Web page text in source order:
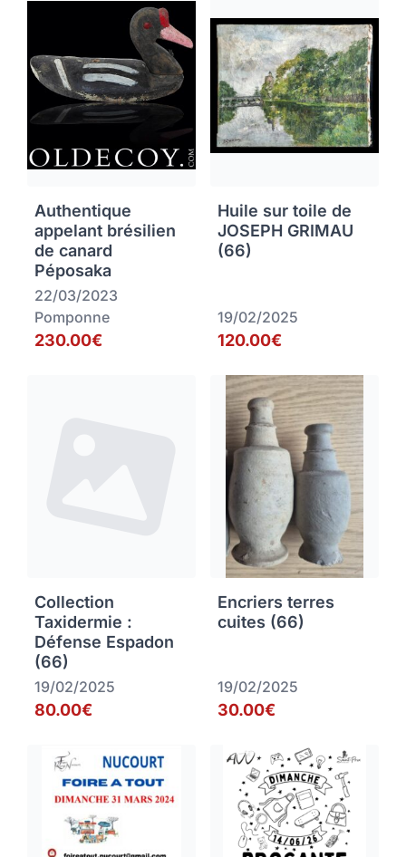
Authentique
appelant brésilien
de canard
Péposaka
22/03/2023
Pomponne
230.00€
Huile sur toile de
JOSEPH GRIMAU
(66)
19/02/2025
120.00€
Collection
Taxidermie :
Défense Espadon
(66)
19/02/2025
80.00€
Encriers terres
cuites (66)
19/02/2025
30.00€